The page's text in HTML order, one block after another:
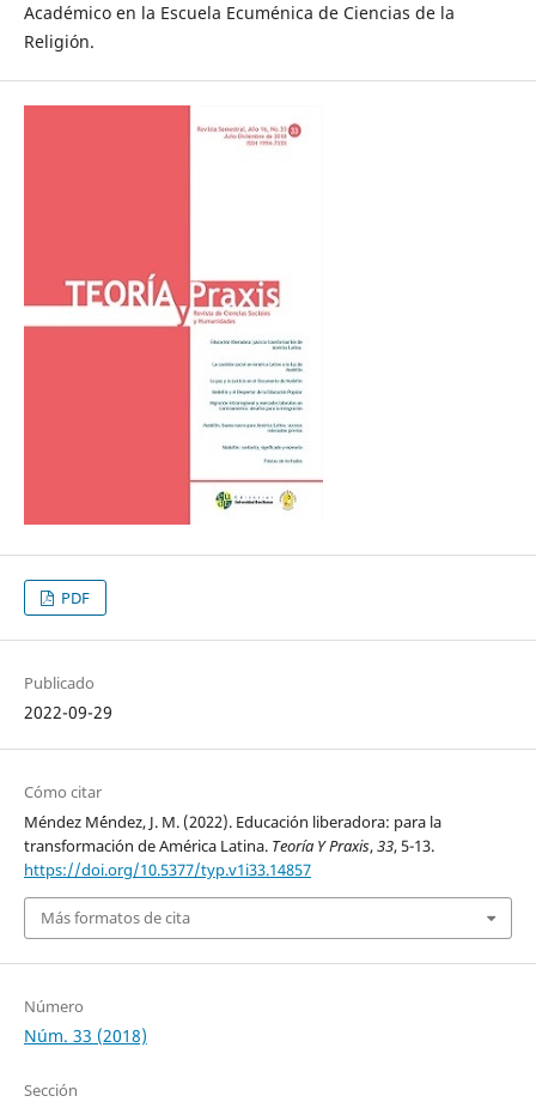
Académico en la Escuela Ecuménica de Ciencias de la
Religión.
PDF
Publicado
2022-09-29
Cómo citar
Méndez M´éndez, J. M. (2022). Educación liberadora: para la
transformación de América Latina. Teoría Y Praxis,33, 5-13.
https://doi.org/10.5377/typ.v1i33.14857
Más formatos de cita
Número
Núm. 33 (2018)
Sección